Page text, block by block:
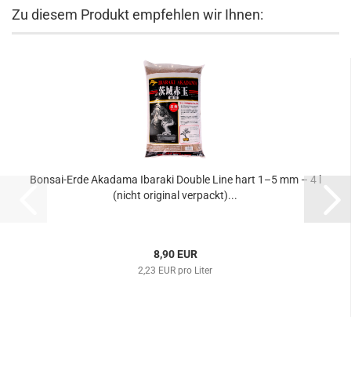
Zu diesem Produkt empfehlen wir Ihnen:
Bonsai-Erde Akadama Ibaraki Double Line hart 1–5 mm – 4 l
(nicht original verpackt)...
8,90 EUR
2,23 EUR pro Liter